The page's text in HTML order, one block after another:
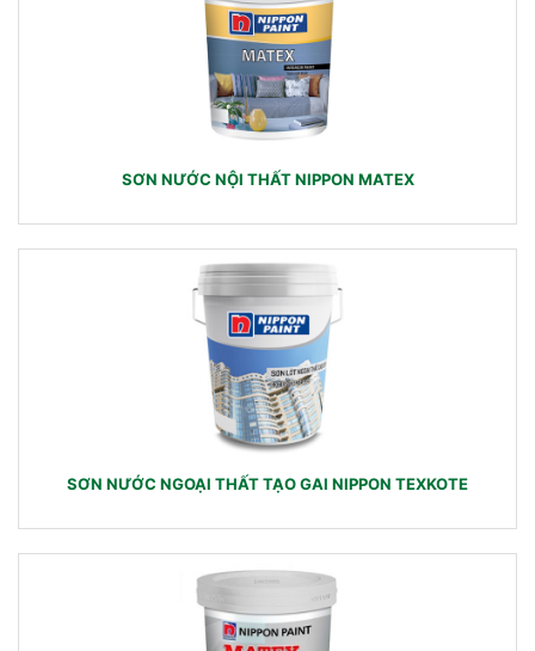
SƠN NƯỚC NỘI THẤT NIPPON MATEX
SƠN NƯỚC NGOẠI THẤT TẠO GAI NIPPON TEXKOTE